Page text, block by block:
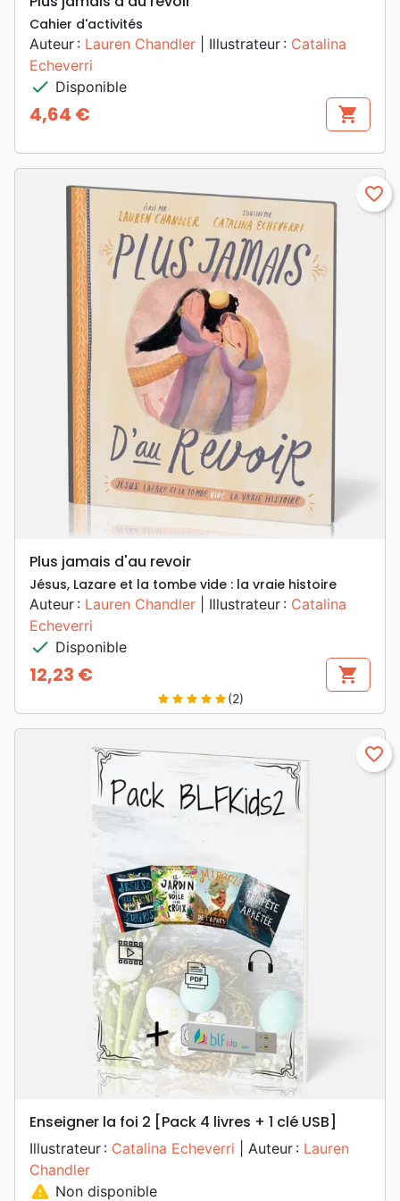
Cahier d'activités
Auteur : Lauren Chandler | Illustrateur : Catalina
Echeverri
check Disponible
Prix
4,64 € shopping_cart
favorite_border
Plus jamais d'au revoir
Jésus, Lazare et la tombe vide : la vraie histoire
Auteur : Lauren Chandler | Illustrateur : Catalina
Echeverri
check Disponible
Prix
12,23 € shopping_cart
star star star star star(2)
favorite_border
Enseigner la foi 2 [Pack 4 livres + 1 clé USB]
Illustrateur : Catalina Echeverri | Auteur : Lauren
Chandler
warning Non disponible